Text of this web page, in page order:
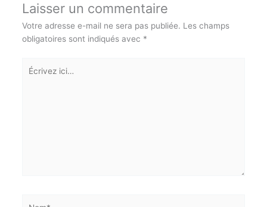
Laisser un commentaire
Votre adresse e-mail ne sera pas publiée. Les champs
obligatoires sont indiqués avec *
Écrivez
ici…